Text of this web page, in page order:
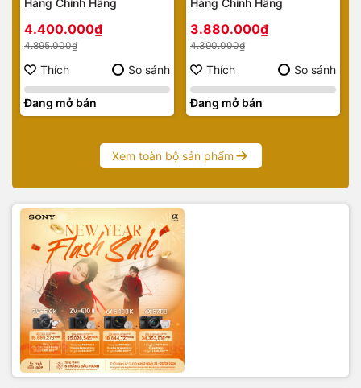
4.400.000₫
4.895.000₫
Thích So sánh
Đang mở bán
3.880.000₫
4.390.000₫
Thích So sánh
Đang mở bán
Xem toàn bộ sản phẩm